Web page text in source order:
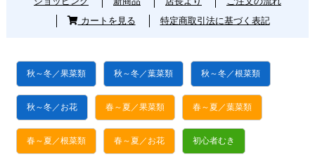
カートを見る
特定商取引法に基づく表記
秋～冬／果菜類 秋～冬／葉菜類 秋～冬／根菜類
秋～冬／お花 春～夏／果菜類 春～夏／葉菜類
春～夏／根菜類 春～夏／お花 初心者むき